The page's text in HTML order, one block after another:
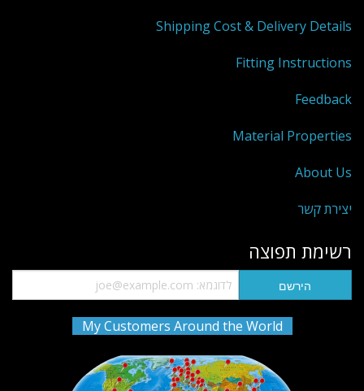
Shipping Cost & Delivery Details
Fitting Instructions
Feedback
Material Properties
About Us
יצירת קשר
רשימת תפוצה